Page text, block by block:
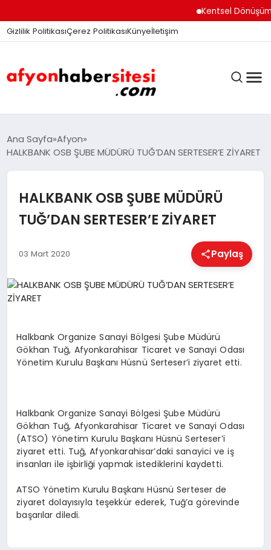
Kentsel Dönüşüm
Gizlilik PolitikasıÇerez PolitikasıKünyeİletişim
ANASAYFA
DÜNYA
HABERLER
SAĞLIK
SPOR
Ana Sayfa Afyon
HALKBANK OSB ŞUBE MÜDÜRÜ TUĞ’DAN SERTESER’E ZİYARET
HALKBANK OSB ŞUBE MÜDÜRÜ
TUĞ’DAN SERTESER’E ZİYARET
03 Mart 2020 Paylaş
Halkbank Organize Sanayi Bölgesi Şube Müdürü
Gökhan Tuğ, Afyonkarahisar Ticaret ve Sanayi Odası
Yönetim Kurulu Başkanı Hüsnü Serteser’i ziyaret etti.
Halkbank Organize Sanayi Bölgesi Şube Müdürü
Gökhan Tuğ, Afyonkarahisar Ticaret ve Sanayi Odası
(ATSO) Yönetim Kurulu Başkanı Hüsnü Serteser’i
ziyaret etti. Tuğ, Afyonkarahisar’daki sanayici ve iş
insanları ile işbirliği yapmak istediklerini kaydetti.
ATSO Yönetim Kurulu Başkanı Hüsnü Serteser de
ziyaret dolayısıyla teşekkür ederek, Tuğ’a görevinde
başarılar diledi.